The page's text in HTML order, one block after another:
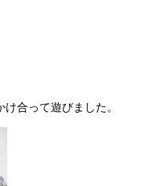
合って遊びました。